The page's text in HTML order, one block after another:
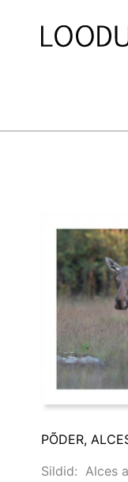
PÕDER,
Sildid: Alces